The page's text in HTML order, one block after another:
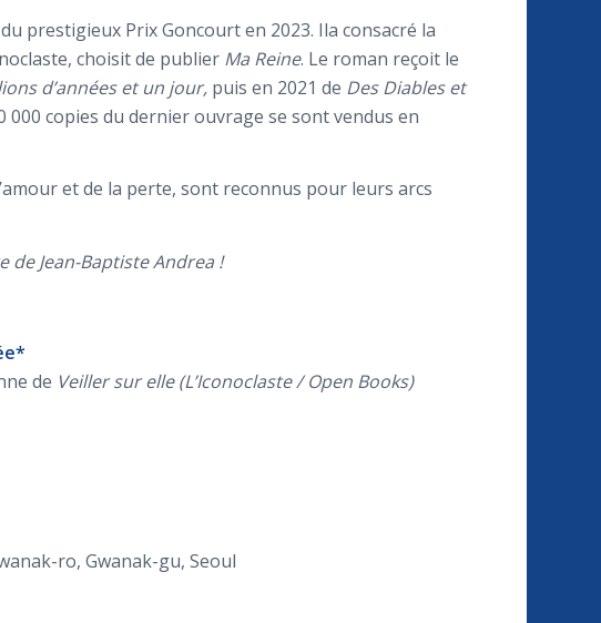
prestigieux Prix Goncourt en 2023. Ila consacré la
choisit de publier Ma Reine. Le roman reçoit le
d’années et un jour, puis en 2021 de Des Diables et
000 copies du dernier ouvrage se sont vendus en
et de la perte, sont reconnus pour leurs arcs
Jean-Baptiste Andrea !
de Veiller sur elle (L’Iconoclaste / Open Books)
ro, Gwanak-gu, Seoul